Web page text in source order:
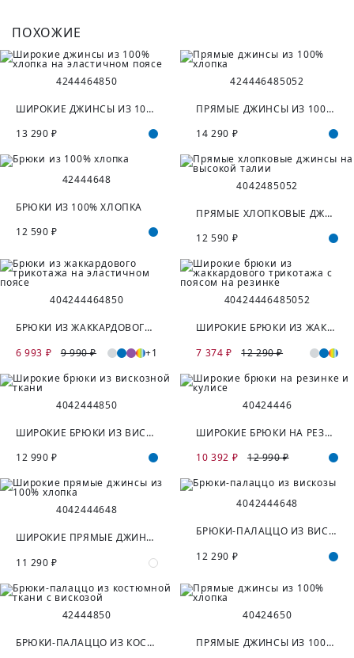
ПОХОЖИЕ
4244464850
ШИРОКИЕ ДЖИНСЫ ИЗ 100% ХЛОПКА НА ЭЛАСТИЧНОМ ПОЯСЕ
13 290 ₽
424446485052
ПРЯМЫЕ ДЖИНСЫ ИЗ 100% ХЛОПКА
14 290 ₽
42444648
БРЮКИ ИЗ 100% ХЛОПКА
12 590 ₽
4042485052
ПРЯМЫЕ ХЛОПКОВЫЕ ДЖИНСЫ НА ВЫСОКОЙ ТАЛИИ
12 590 ₽
404244464850
БРЮКИ ИЗ ЖАККАРДОВОГО ТРИКОТАЖА НА ЭЛАСТИЧНОМ ПОЯСЕ
6 993 ₽
9 990 ₽ +1
40424446485052
ШИРОКИЕ БРЮКИ ИЗ ЖАККАРДОВОГО ТРИКОТАЖА С ПОЯСОМ НА РЕЗИНКЕ
7 374 ₽
12 290 ₽
4042444850
ШИРОКИЕ БРЮКИ ИЗ ВИСКОЗНОЙ ТКАНИ
12 990 ₽
40424446
ШИРОКИЕ БРЮКИ НА РЕЗИНКЕ И КУЛИСЕ
10 392 ₽
12 990 ₽
4042444648
ШИРОКИЕ ПРЯМЫЕ ДЖИНСЫ ИЗ 100% ХЛОПКА
11 290 ₽
4042444648
БРЮКИ-ПАЛАЦЦО ИЗ ВИСКОЗЫ
12 290 ₽
42444850
БРЮКИ-ПАЛАЦЦО ИЗ КОСТЮМНОЙ ТКАНИ С ВИСКОЗОЙ
40424650
ПРЯМЫЕ ДЖИНСЫ ИЗ 100% ХЛОПКА